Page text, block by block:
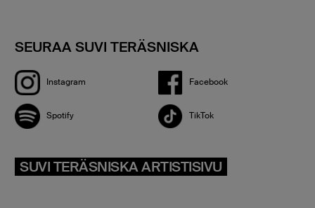
SEURAA SUVI TERÄSNISKA
Instagram Facebook
Spotify TikTok
SUVI TERÄSNISKA ARTISTISIVU